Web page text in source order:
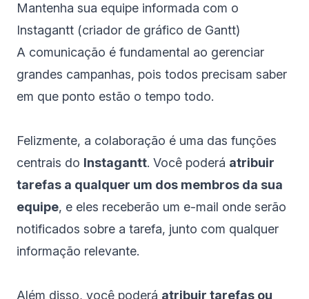
Mantenha sua equipe informada com o
Instagantt (criador de gráfico de Gantt)
A comunicação é fundamental ao gerenciar
grandes campanhas, pois todos precisam saber
em que ponto estão o tempo todo.
Felizmente, a colaboração é uma das funções
centrais do Instagantt. Você poderá atribuir
tarefas a qualquer um dos membros da sua
equipe, e eles receberão um e-mail onde serão
notificados sobre a tarefa, junto com qualquer
informação relevante.
Além disso, você poderá atribuir tarefas ou